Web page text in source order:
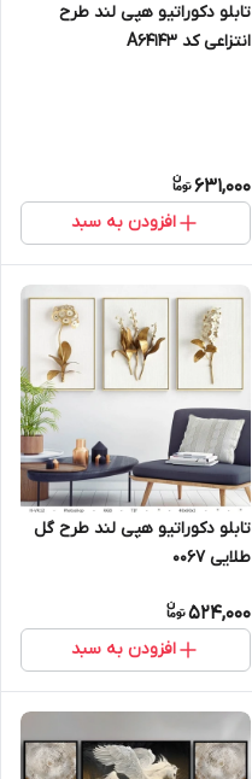
تابلو دکوراتیو هپی لند طرح
انتزاعی کد A64143
631,000
افزودن به سبد
تابلو دکوراتیو هپی لند طرح گل
طلایی 0067
524,000
افزودن به سبد